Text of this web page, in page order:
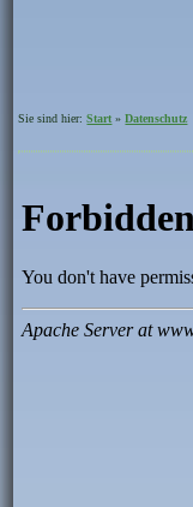
Sie sind hier:Start »Datenschutz